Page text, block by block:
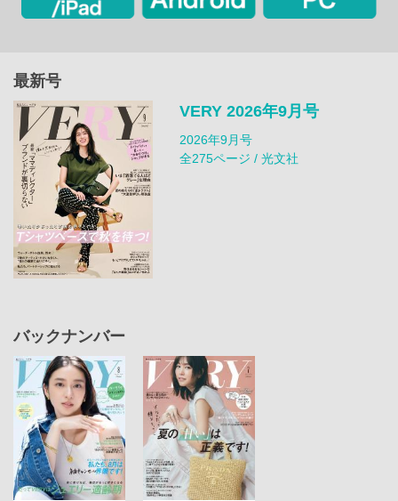
最新号
VERY 2026年9月号
2026年9月号
全275ページ / 光文社
バックナンバー